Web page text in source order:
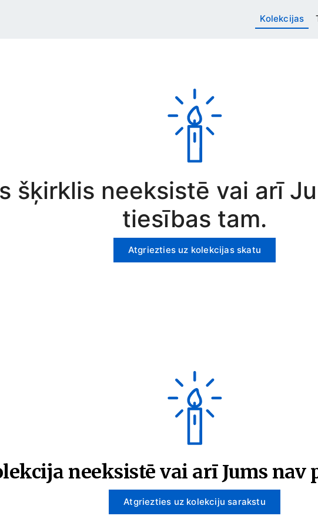
Kolekcijas
šķirklis neeksistē vai arī
tiesības tam.
Atgriezties uz kolekcijas skatu
neeksistē vai arī Jums nav
Atgriezties uz kolekciju sarakstu